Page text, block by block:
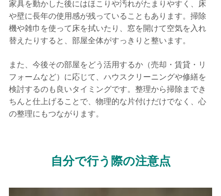
家具を動かした後にはほこりや汚れがたまりやすく、床
や壁に長年の使用感が残っていることもあります。掃除
機や雑巾を使って床を拭いたり、窓を開けて空気を入れ
替えたりすると、部屋全体がすっきりと整います。
また、今後その部屋をどう活用するか（売却・賃貸・リ
フォームなど）に応じて、ハウスクリーニングや修繕を
検討するのも良いタイミングです。整理から掃除までき
ちんと仕上げることで、物理的な片付けだけでなく、心
の整理にもつながります。
自分で行う際の注意点